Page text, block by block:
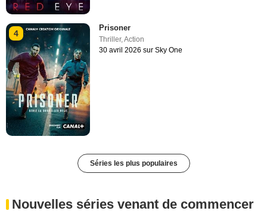
4
Prisoner
Thriller,Action
30 avril 2026 sur Sky One
Séries les plus populaires
Nouvelles séries venant de commencer